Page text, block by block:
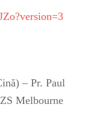
– Pr. Paul
Melbourne